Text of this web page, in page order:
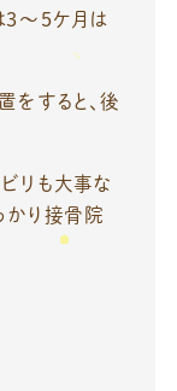
3～5ケ月は
をすると、後
リも大事な
かり接骨院